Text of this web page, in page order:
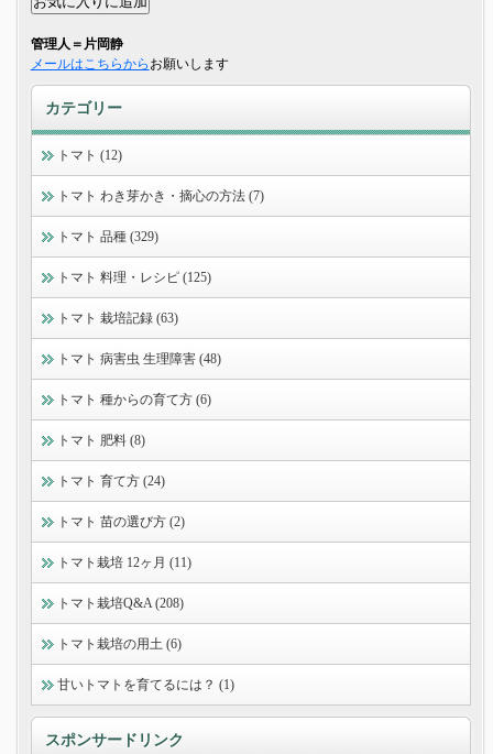
管理人＝片岡静
メールはこちらから お願いします
カテゴリー
トマト (12)
トマト わき芽かき・摘心の方法 (7)
トマト 品種 (329)
トマト 料理・レシピ (125)
トマト 栽培記録 (63)
トマト 病害虫 生理障害 (48)
トマト 種からの育て方 (6)
トマト 肥料 (8)
トマト 育て方 (24)
トマト 苗の選び方 (2)
トマト栽培 12ヶ月 (11)
トマト栽培Q&A (208)
トマト栽培の用土 (6)
甘いトマトを育てるには？ (1)
スポンサードリンク